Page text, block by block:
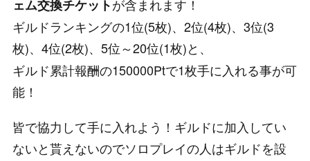
ェム交換チケットが含まれます！
ギルドランキングの1位(5枚)、2位(4枚)、3位(3
枚)、4位(2枚)、5位～20位(1枚)と、
ギルド累計報酬の150000Ptで1枚手に入れる事が可
能！
皆で協力して手に入れよう！ギルドに加入してい
ないと貰えないのでソロプレイの人はギルドを設